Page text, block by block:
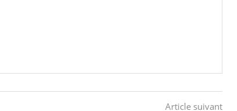
Article suivant